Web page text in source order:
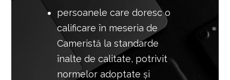
persoanele care doresco
calificare în meseria de
Cameristă la standarde
înalte de calitate, potrivit
normelor adoptate și